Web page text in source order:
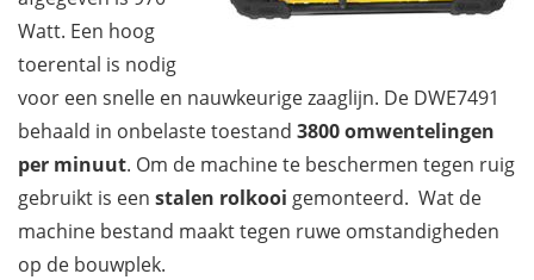
Watt. Een hoog
toerental is nodig
voor een snelle en nauwkeurige zaaglijn. De DWE7491
behaald in onbelaste toestand 3800 omwentelingen
per minuut. Om de machine te beschermen tegen ruig
gebruikt is een stalen rolkooi gemonteerd. Wat de
machine bestand maakt tegen ruwe omstandigheden
op de bouwplek.